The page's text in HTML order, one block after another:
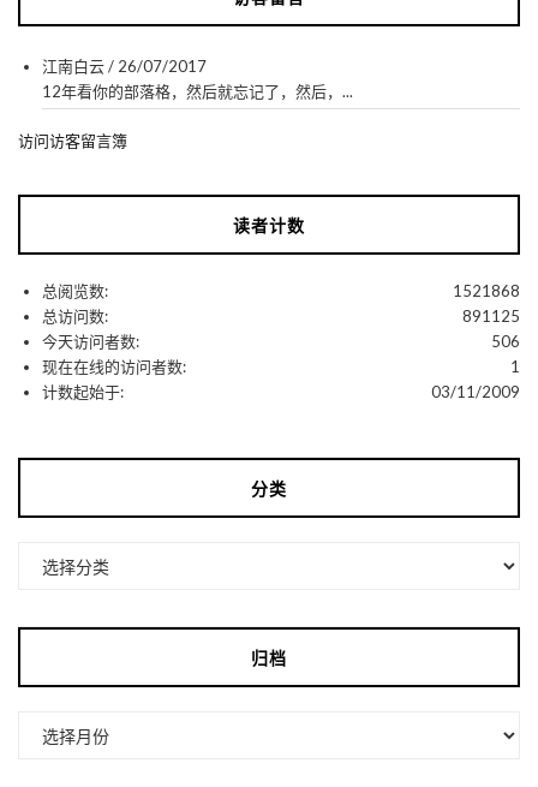
江南白云/ 26/07/2017
12年看你的部落格，然后就忘记了，然后，...
访问访客留言簿
读者计数
1521868
总阅览数:
891125
总访问数:
506
今天访问者数:
1
现在在线的访问者数:
03/11/2009
计数起始于:
分类
归档